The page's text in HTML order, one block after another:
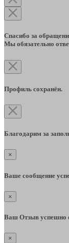
Спасибо за
Мы обязательно
Профиль сохранён.
Благодарим за
×
Ваше сообщение
×
Ваш Отзыв успешно
×